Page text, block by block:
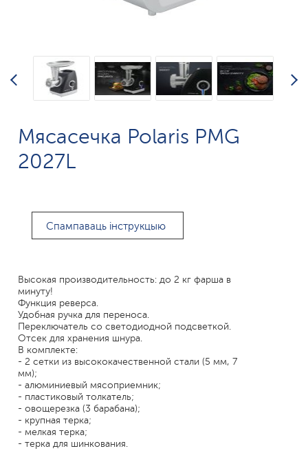
Мясасечка Polaris PMG
2027L
Спампаваць інструкцыю
Высокая производительность: до 2 кг фарша в
минуту!
Функция реверса.
Удобная ручка для переноса.
Переключатель со светодиодной подсветкой.
Отсек для хранения шнура.
В комплекте:
- 2 сетки из высококачественной стали (5 мм, 7
мм);
- алюминиевый мясоприемник;
- пластиковый толкатель;
- овощерезка (3 барабана);
- крупная терка;
- мелкая терка;
- терка для шинкования.